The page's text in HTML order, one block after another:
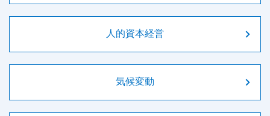
人的資本経営
気候変動